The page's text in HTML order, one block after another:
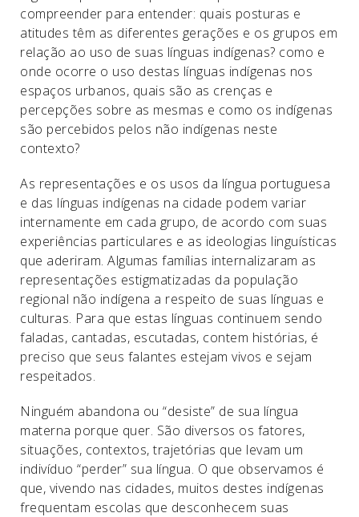
compreender para entender: quais posturas e
atitudes têm as diferentes gerações e os grupos em
relação ao uso de suas línguas indígenas? como e
onde ocorre o uso destas línguas indígenas nos
espaços urbanos, quais são as crenças e
percepções sobre as mesmas e como os indígenas
são percebidos pelos não indígenas neste
contexto?
As representações e os usos da língua portuguesa
e das línguas indígenas na cidade podem variar
internamente em cada grupo, de acordo com suas
experiências particulares e as ideologias linguísticas
que aderiram. Algumas famílias internalizaram as
representações estigmatizadas da população
regional não indígena a respeito de suas línguas e
culturas. Para que estas línguas continuem sendo
faladas, cantadas, escutadas, contem histórias, é
preciso que seus falantes estejam vivos e sejam
respeitados.
Ninguém abandona ou “desiste” de sua língua
materna porque quer. São diversos os fatores,
situações, contextos, trajetórias que levam um
indivíduo “perder” sua língua. O que observamos é
que, vivendo nas cidades, muitos destes indígenas
frequentam escolas que desconhecem suas